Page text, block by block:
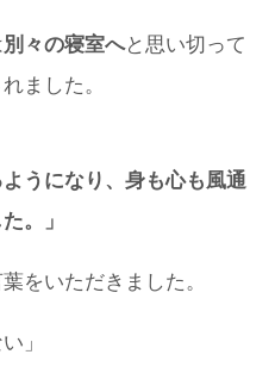
別々の寝室へと思い切って
ました。
ようになり、身も心も風通
。」
をいただきました。
」